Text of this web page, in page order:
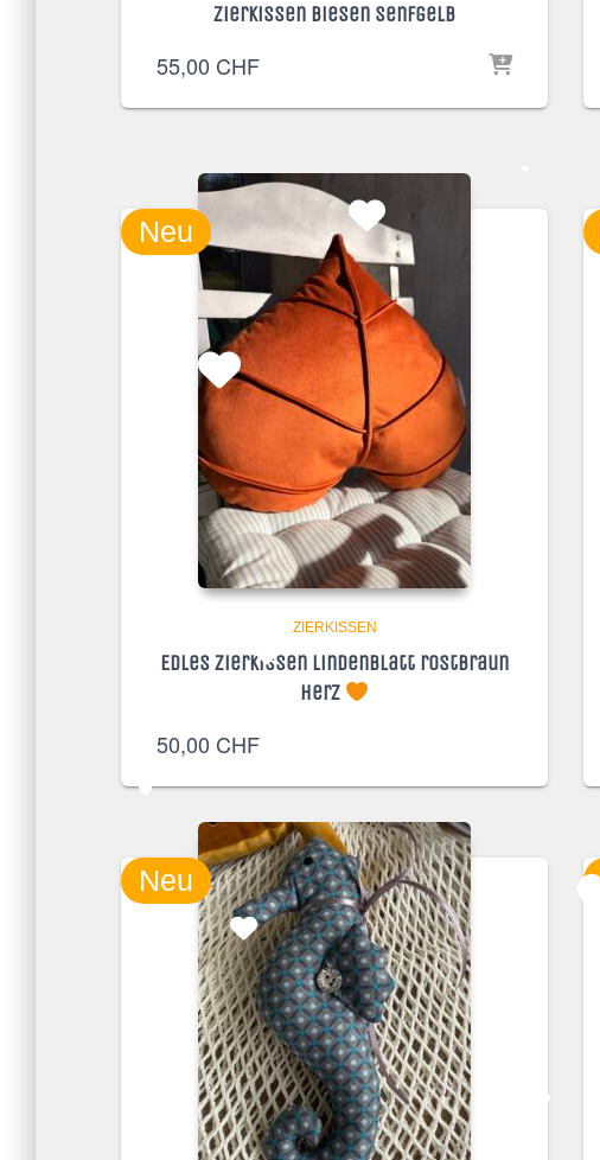
Zierkissen Biesen Senfgelb
55,00 CHF
Neu
ZIERKISSEN
Edles Zierkissen Lindenblatt rostbraun
Herz
50,00 CHF
Neu